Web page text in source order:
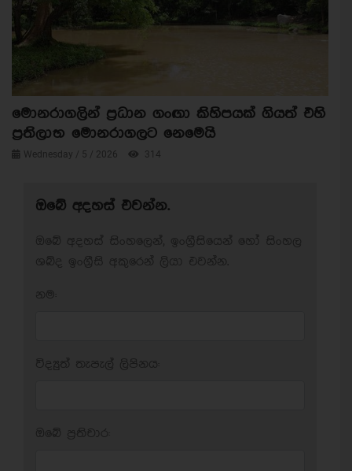
මොනරාගලින් ප්‍රධාන ගංඟා කිහිපයක් ගියත් එහි
ප්‍රතිලාභ මොනරාගලට නෙමෙයි
Wednesday / 5 / 2026 314
ඔබේ අදහස් එවන්න.